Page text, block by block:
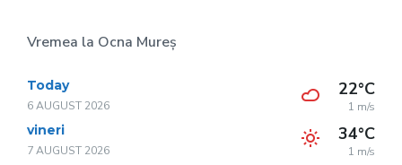
Vremea la Ocna Mureș
Today
6 AUGUST 2026
22°C
1 m/s
vineri
7 AUGUST 2026
34°C
1 m/s